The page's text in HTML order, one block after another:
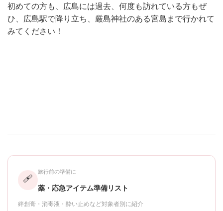
初めての方も、広島には過去、何度も訪れている方もぜ
ひ、広島駅で降り立ち、厳島神社のある宮島まで行かれて
みてください！
🩹
旅行前の準備に
薬・応急アイテム準備リスト
絆創膏・消毒液・酔い止めなど対象者別に紹介